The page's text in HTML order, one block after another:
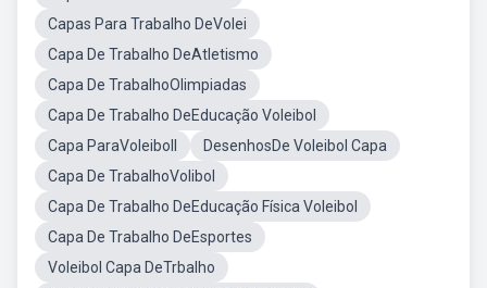
Capas Para Trabalho DeVolei
Capa De Trabalho DeAtletismo
Capa De TrabalhoOlimpiadas
Capa De Trabalho DeEducação Voleibol
Capa ParaVoleiboll
DesenhosDe Voleibol Capa
Capa De TrabalhoVolibol
Capa De Trabalho DeEducação Física Voleibol
Capa De Trabalho DeEsportes
Voleibol Capa DeTrbalho